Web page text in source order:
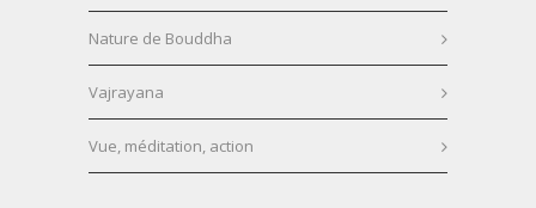
Nature de Bouddha
Vajrayana
Vue, méditation, action